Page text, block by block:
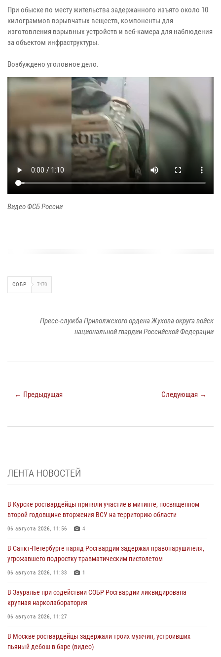
При обыске по месту жительства задержанного изъято около 10
килограммов взрывчатых веществ, компоненты для
изготовления взрывных устройств и веб-камера для наблюдения
за объектом инфраструктуры.
Возбуждено уголовное дело.
Видео ФСБ России
СОБР 7470
Пресс-служба Приволжского ордена Жукова округа войск
национальной гвардии Российской Федерации
← Предыдущая Следующая →
ЛЕНТА НОВОСТЕЙ
В Курске росгвардейцы приняли участие в митинге, посвященном
второй годовщине вторжения ВСУ на территорию области
06 августа 2026, 11:56 4
В Санкт-Петербурге наряд Росгвардии задержал правонарушителя,
угрожавшего подростку травматическим пистолетом
06 августа 2026, 11:33 1
В Зауралье при содействии СОБР Росгвардии ликвидирована
крупная нарколаборатория
06 августа 2026, 11:27
В Москве росгвардейцы задержали троих мужчин, устроивших
пьяный дебош в баре (видео)